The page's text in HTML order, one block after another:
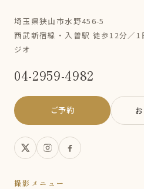
埼玉県狭山市水野456-5
西武新宿線・入曽駅 徒歩12分／1
ジオ
04-2959-4982
ご予約
撮影メニュー